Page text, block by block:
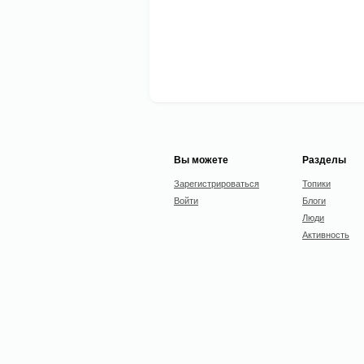
Вы можете
Зарегистрироваться
Войти
Разделы
Топики
Блоги
Люди
Активность